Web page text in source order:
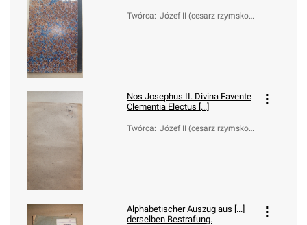
Twórca: Józef II (cesarz rzymsko-n
Nos Josephus II. Divina Favente
Clementia Electus [...]
Twórca: Józef II (cesarz rzymsko-n
Alphabetischer Auszug aus [...]
derselben Bestrafung.